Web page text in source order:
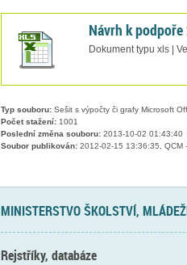
Návrh k
Dokument typu xls |
Typ souboru:Sešit s výpočty či grafy Microsoft
Počet stažení:1001
Poslední změna souboru:2013-10-02 01:43:40
Soubor publikován:2012-02-15 13:36:35, QCM
MINISTERSTVO ŠKOLSTVÍ,
Rejstříky, databáze